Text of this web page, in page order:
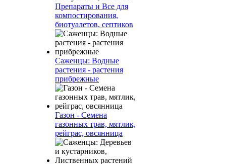
Препараты и Все для
компостирования,
биотуалетов, септиков
Саженцы: Водные
растения - растения
прибрежные
Газон - Семена
газонных трав, мятлик,
рейграс, овсянница